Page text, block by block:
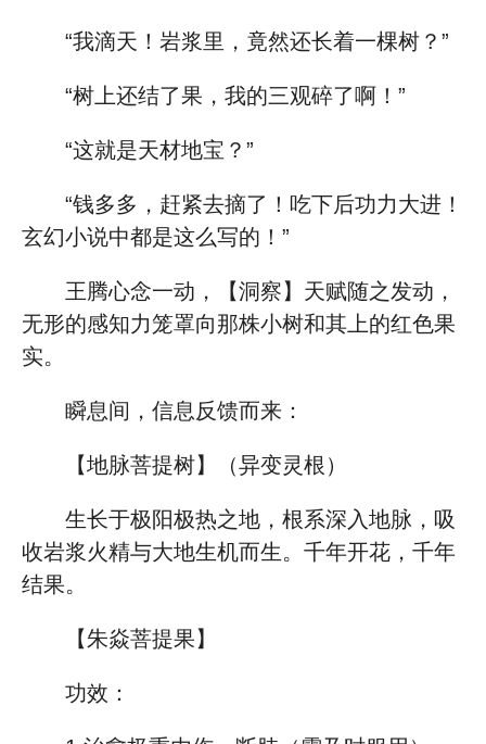
“我滴天！岩浆里，竟然还长着一棵树？”
“树上还结了果，我的三观碎了啊！”
“这就是天材地宝？”
“钱多多，赶紧去摘了！吃下后功力大进！
玄幻小说中都是这么写的！”
王腾心念一动，【洞察】天赋随之发动，
无形的感知力笼罩向那株小树和其上的红色果
实。
瞬息间，信息反馈而来：
【地脉菩提树】（异变灵根）
生长于极阳极热之地，根系深入地脉，吸
收岩浆火精与大地生机而生。千年开花，千年
结果。
【朱焱菩提果】
功效：